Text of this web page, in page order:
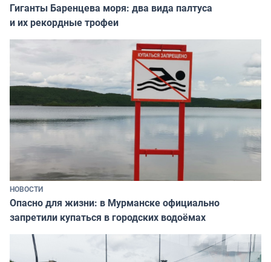
Гиганты Баренцева моря: два вида палтуса
и их рекордные трофеи
НОВОСТИ
Опасно для жизни: в Мурманске официально
запретили купаться в городских водоёмах